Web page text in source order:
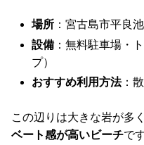
場所 ：宮古島市平良
設備 ：無料駐車場・
プ）
おすすめ利用方法：
この辺りは大きな岩が多
ベート感が高いビーチで